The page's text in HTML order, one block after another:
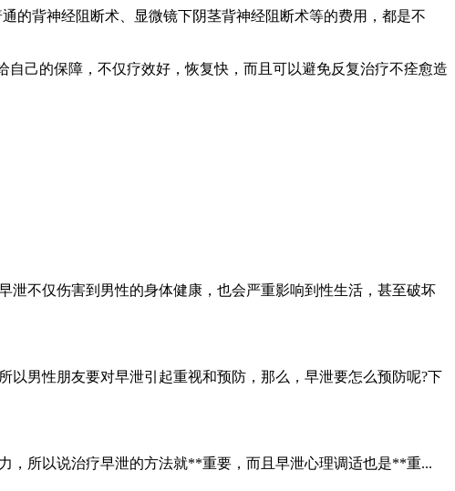
的背神经阻断术、显微镜下阴茎背神经阻断术等的费用，都是不
己的保障，不仅疗效好，恢复快，而且可以避免反复治疗不痊愈造
泄不仅伤害到男性的身体健康，也会严重影响到性生活，甚至破坏
男性朋友要对早泄引起重视和预防，那么，早泄要怎么预防呢?下
，所以说治疗早泄的方法就**重要，而且早泄心理调适也是**重...